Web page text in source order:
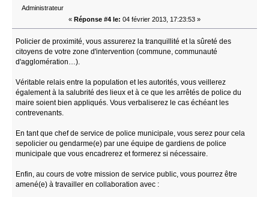
Administrateur
« Réponse #4 le: 04 février 2013, 17:23:53 »
Policier de proximité, vous assurerez la tranquillité et la sûreté des
citoyens de votre zone d'intervention (commune, communauté
d'agglomération…).
Véritable relais entre la population et les autorités, vous veillerez
également à la salubrité des lieux et à ce que les arrêtés de police du
maire soient bien appliqués. Vous verbaliserez le cas échéant les
contrevenants.
En tant que chef de service de police municipale, vous serez pour cela
sepolicier ou gendarme(e) par une équipe de gardiens de police
municipale que vous encadrerez et formerez si nécessaire.
Enfin, au cours de votre mission de service public, vous pourrez être
amené(e) à travailler en collaboration avec :